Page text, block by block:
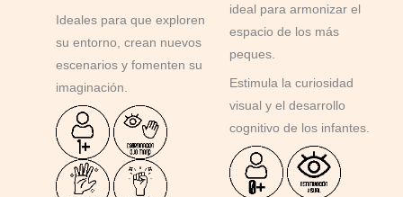
Ideales para que exploren
su entorno, crean nuevos
escenarios y fomenten su
imaginación.
ideal para armonizar el
espacio de los más
peques.
Estimula la curiosidad
visual y el desarrollo
cognitivo de los infantes.